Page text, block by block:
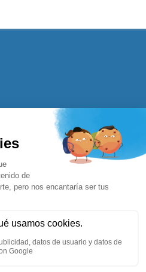
Añadir a la cesta